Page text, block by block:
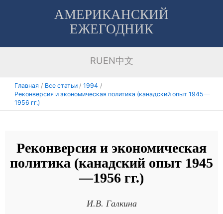
АМЕРИКАНСКИЙ
ЕЖЕГОДНИК
RUEN中文
Главная Все статьи
1994
Реконверсия и экономическая политика (канадский опыт 1945—
1956 гг.)
Реконверсия и экономическая
политика (канадский опыт 1945
—1956 гг.)
И.В. Галкина